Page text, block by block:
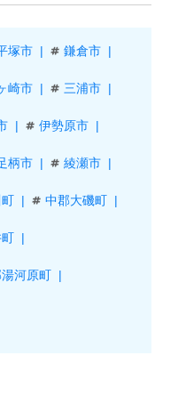
塚市 鎌倉市
崎市 三浦市
伊勢原市
柄市 綾瀬市
中郡大磯町
河原町